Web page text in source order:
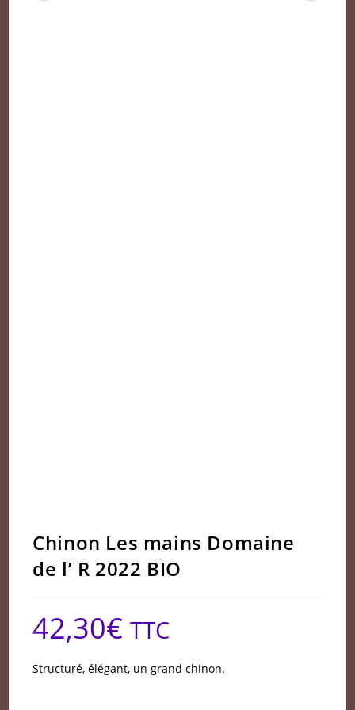
Chinon Les mains Domaine
de l’ R 2022 BIO
42,30€ TTC
Structuré, élégant, un grand chinon.